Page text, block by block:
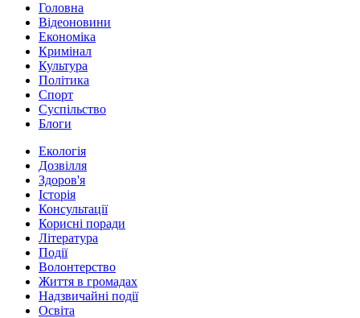
Головна
Відеоновини
Економіка
Кримінал
Культура
Політика
Спорт
Суспільство
Блоги
Екологія
Дозвілля
Здоров'я
Історія
Консультації
Корисні поради
Література
Події
Волонтерство
Життя в громадах
Надзвичайні події
Освіта